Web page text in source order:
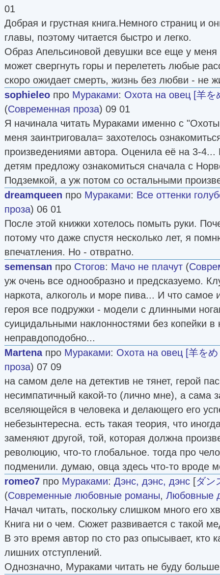
01
Добрая и грустная книга.Немного страниц и
главы, поэтому читается быстро и легко.
Образ Апельсиновой девушки все еще у
может свергнуть горы и перелететь любые
скоро ожидает смерть, жизнь без любви - не
sophieleo про Мураками: Охота на овец [羊を
(Современная проза) 09 01
Я начинала читать Мураками именно с
меня заинтриговала= захотелось
произведениями автора. Оценила её на 3-4...
детям предложу ознакомиться сначала с
Подземкой, а уж потом со остальными
dreamqueen про Мураками: Все оттенки
проза) 06 01
После этой книжки хотелось помыть руки.
потому что даже спустя несколько лет, я
впечатления. Но - отвратно.
semensan про Стогов: Мачо не плачут (
уж очень все однообразно и предсказуемо.
наркота, алкоголь и море пива... И что самое
героя все подружки - модели с длинными
суицидальными наклонностями без копейки в
неправдоподобно...
Martenaпро Мураками: Охота на овец [羊を
проза) 07 09
на самом деле на детектив не тянет, герой
несимпатичный какой-то (лично мне), а сама
вселяющейся в человека и делающего его
небезынтересна. есть такая теория, что
заменяют другой, той, которая должна
революцию, что-то глобальное. тогда про
подменили. думаю, овца здесь что-то вроде
romeo7 про Мураками: Дэнс, дэнс, дэнс [ダン
(Современные любовные романы, Любовные
Начал читать, поскольку слишком много его
Книга ни о чем. Сюжет развивается с такой
В это время автор по сто раз опысывает, кто
лишних отступлений.
Однозначно, Мураками читать не буду